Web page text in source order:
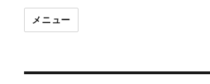
メニュー